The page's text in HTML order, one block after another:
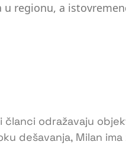
regionu, a
članci odražavaju
dešavanja, Milan